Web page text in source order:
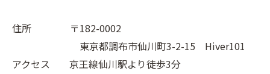
住所 〒182-0002
東京都調布市仙川町3-2-15 Hiver101
アクセス 京王線仙川駅より徒歩3分